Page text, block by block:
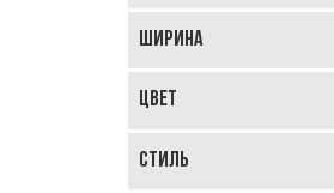
Ширина
Цвет
Стиль